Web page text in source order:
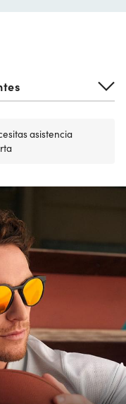
asistencia